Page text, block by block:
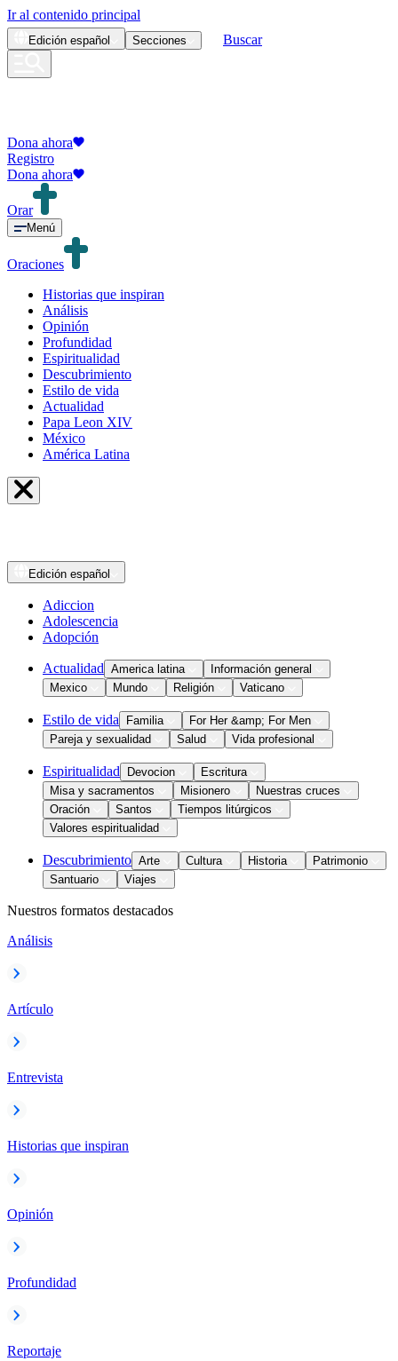
Ir al contenido principal
Edición español Secciones Buscar
Dona ahora
Registro
Dona ahora
Orar
Menú
Oraciones
Historias que inspiran
Análisis
Opinión
Profundidad
Espiritualidad
Descubrimiento
Estilo de vida
Actualidad
Papa Leon XIV
México
América Latina
Edición español
Adiccion
Adolescencia
Adopción
Actualidad America latina
Información general
Mexico
Mundo Religión Vaticano
Estilo de vida Familia
For Her &amp; For Men
Pareja y sexualidad
Salud Vida profesional
Espiritualidad Devocion
Escritura
Misa y sacramentos
Misionero
Nuestras cruces
Oración
Santos
Tiempos litúrgicos
Valores espiritualidad
Descubrimiento Arte Cultura Historia
Patrimonio
Santuario
Viajes
Nuestros formatos destacados
Análisis
Artículo
Entrevista
Historias que inspiran
Opinión
Profundidad
Reportaje